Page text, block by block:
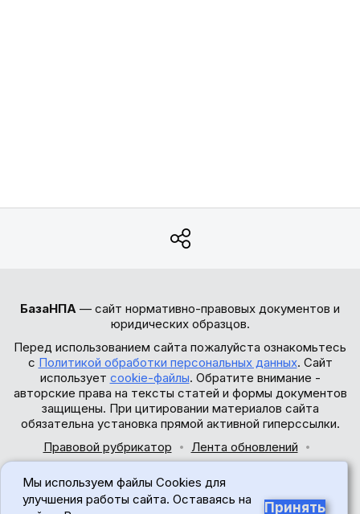
БазаНПА — сайт нормативно-правовых документов и
юридических образцов.
Перед использованием сайта пожалуйста ознакомьтесь
с Политикой обработки персональных данных. Сайт
использует cookie-файлы. Обратите внимание -
авторские права на тексты статей и формы документов
защищены. При цитировании материалов сайта
обязательна установка прямой активной гиперссылки.
Правовой рубрикатор
Лента обновлений
© 2017-2026
Мы используем файлы Cookies для
улучшения работы сайта. Оставаясь на
Принять